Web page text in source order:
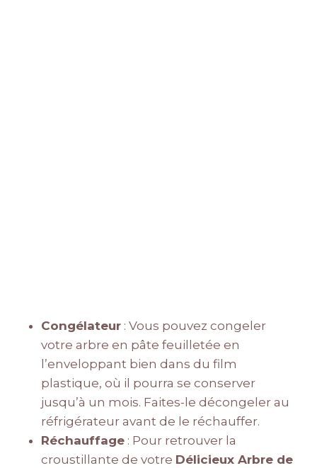
Congélateur : Vous pouvez congeler
votre arbre en pâte feuilletée en
l’enveloppant bien dans du film
plastique, où il pourra se conserver
jusqu’à un mois. Faites-le décongeler au
réfrigérateur avant de le réchauffer.
Réchauffage : Pour retrouver la
croustillante de votre Délicieux Arbre de